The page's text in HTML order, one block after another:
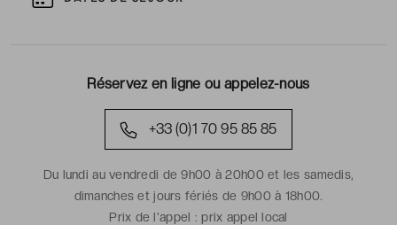
Réservez en ligne ou appelez-nous
+33 (0)1 70 95 85 85
Du lundi au vendredi de 9h00 à 20h00 et les samedis,
dimanches et jours fériés de 9h00 à 18h00.
Prix de l'appel :prix appel local